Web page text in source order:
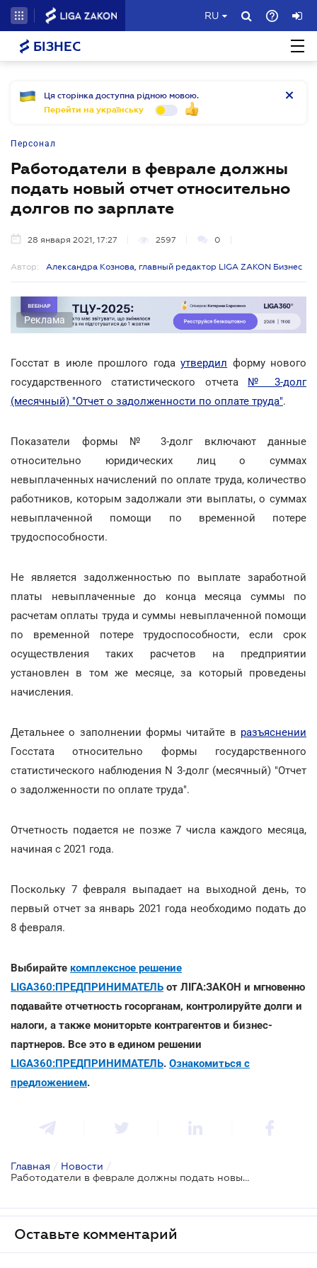
RU
БІЗНЕС
Ця сторінка доступна рідною мовою.
Перейти на українську
Персонал
Работодатели в феврале должны
подать новый отчет относительно
долгов по зарплате
28 января 2021, 17:27 2597 0
Автор: Александра Кознова, главный редактор LIGA ZAKON Бизнес
Реклама
Госстат в июле прошлого годаутвердил форму нового
государственного статистического отчета № 3-долг
(месячный) "Отчет о задолженности по оплате труда".
Показатели формы № 3-долг включают данные
относительно юридических лиц о суммах
невыплаченных начислений по оплате труда, количество
работников, которым задолжали эти выплаты, о суммах
невыплаченной помощи по временной потере
трудоспособности.
Не является задолженностью по выплате заработной
платы невыплаченные до конца месяца суммы по
расчетам оплаты труда и суммы невыплаченной помощи
по временной потере трудоспособности, если срок
осуществления таких расчетов на предприятии
установлен в том же месяце, за который проведены
начисления.
Детальнее о заполнении формы читайте в разъяснении
Госстата относительно формы государственного
статистического наблюдения N 3-долг (месячный) "Отчет
о задолженности по оплате труда".
Отчетность подается не позже 7 числа каждого месяца,
начиная с 2021 года.
Поскольку 7 февраля выпадает на выходной день, то
первый отчет за январь 2021 года необходимо подать до
8 февраля.
Выбирайте комплексное решение
LIGA360:ПРЕДПРИНИМАТЕЛЬ от ЛІГА:ЗАКОН и мгновенно
подавайте отчетность госорганам, контролируйте долги и
налоги, а также мониторьте контрагентов и бизнес-
партнеров. Все это в едином решении
LIGA360:ПРЕДПРИНИМАТЕЛЬ. Ознакомиться с
предложением.
Главная / Новости /
Работодатели в феврале должны подать новый отчет относительно долгов по зарплате
Оставьте комментарий